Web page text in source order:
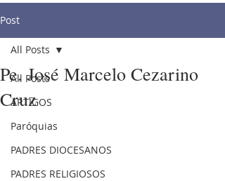
Post
All Posts
ARTIGOS
Paróquias
PADRES DIOCESANOS
PADRES RELIGIOSOS
All Posts
Pe. José Marcelo Cezarino
Cruz